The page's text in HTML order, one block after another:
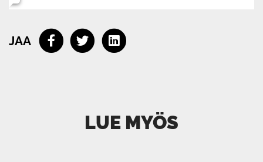
Puhelinnumero (valinnainen)
JAA
LUE MYÖS